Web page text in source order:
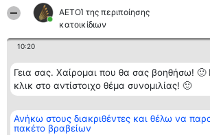
ΑΕΤΟΊ της περιποίησης
κατοικίδιων
10:20
Γεια σας. Χαίρομαι που θα σας βοηθήσω! 🙂
κλικ στο αντίστοιχο θέμα συνομιλίας! 🙂
Ανήκω στους διακριθέντες και θέλω να
πακέτο βραβείων
Αναζήτηση
Διοργανωτής της
κατάταξης
BEAUTIFUL COMPANY
Κατάταξη
Διακριθέντες